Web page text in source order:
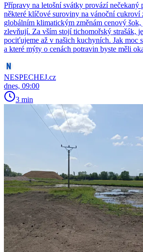
Přípravy na letošní svátky provází nečekaný
některé klíčové suroviny na vánoční
globálním klimatickým změnám cenový
zlevňují. Za vším stojí tichomořský strašák,
pociťujeme až v našich kuchyních. Jak moc
a které mýty o cenách potravin byste měli
NESPECHEJ.cz
dnes, 09:00
3 min